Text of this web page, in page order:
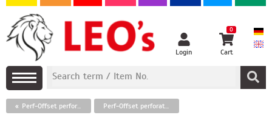
Login
0
Cart
Perf-Offset perforating lines for offset printing Perf-Offset perforating lines